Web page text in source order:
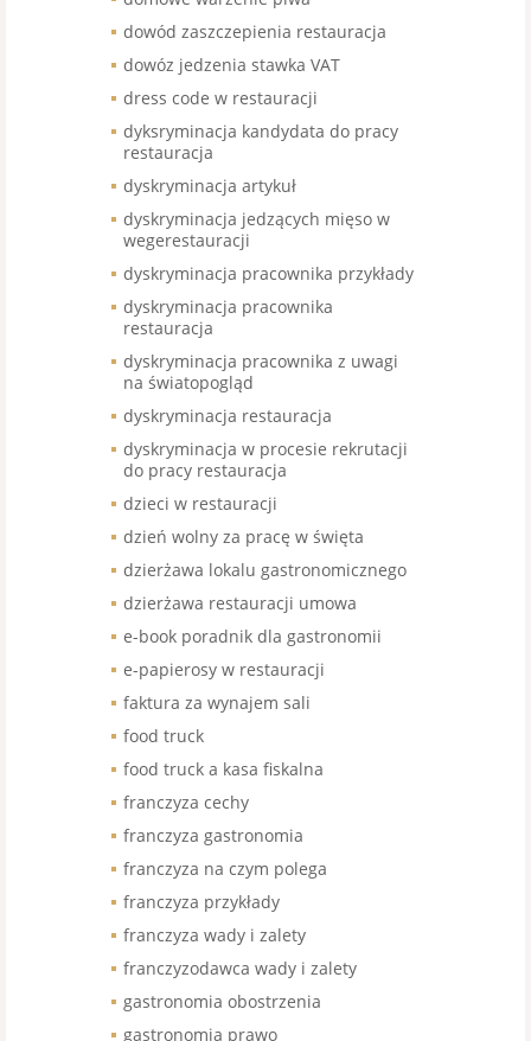
dowód zaszczepienia restauracja
dowóz jedzenia stawka VAT
dress code w restauracji
dyksryminacja kandydata do pracy
restauracja
dyskryminacja artykuł
dyskryminacja jedzących mięso w
wegerestauracji
dyskryminacja pracownika przykłady
dyskryminacja pracownika
restauracja
dyskryminacja pracownika z uwagi
na światopogląd
dyskryminacja restauracja
dyskryminacja w procesie rekrutacji
do pracy restauracja
dzieci w restauracji
dzień wolny za pracę w święta
dzierżawa lokalu gastronomicznego
dzierżawa restauracji umowa
e-book poradnik dla gastronomii
e-papierosy w restauracji
faktura za wynajem sali
food truck
food truck a kasa fiskalna
franczyza cechy
franczyza gastronomia
franczyza na czym polega
franczyza przykłady
franczyza wady i zalety
franczyzodawca wady i zalety
gastronomia obostrzenia
gastronomia prawo